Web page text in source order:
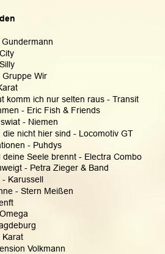
Wir
komm ich nur selten raus - Transit
- Eric Fish & Friends
- Niemen
nicht hier sind - Locomotiv GT
- Puhdys
deine Seele brennt - Electra Combo
- Petra Zieger & Band
Karussell
- Stern Meißen
Karat
Volkmann